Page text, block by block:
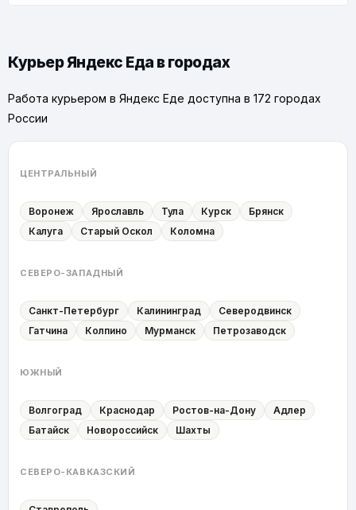
Курьер Яндекс Еда в городах
Работа курьером в Яндекс Еде доступна в 172 городах
России
ЦЕНТРАЛЬНЫЙ
Воронеж Ярославль Тула Курск
Брянск
Калуга
Старый Оскол Коломна
СЕВЕРО-ЗАПАДНЫЙ
Санкт-Петербург Калининград
Северодвинск
Гатчина
Колпино Мурманск Петрозаводск
ЮЖНЫЙ
Волгоград Краснодар Ростов-на-Дону
Адлер
Батайск
Новороссийск Шахты
СЕВЕРО-КАВКАЗСКИЙ